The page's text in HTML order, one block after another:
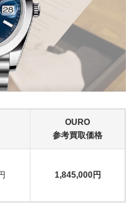
OURO
参考買取価格
1,845,000円